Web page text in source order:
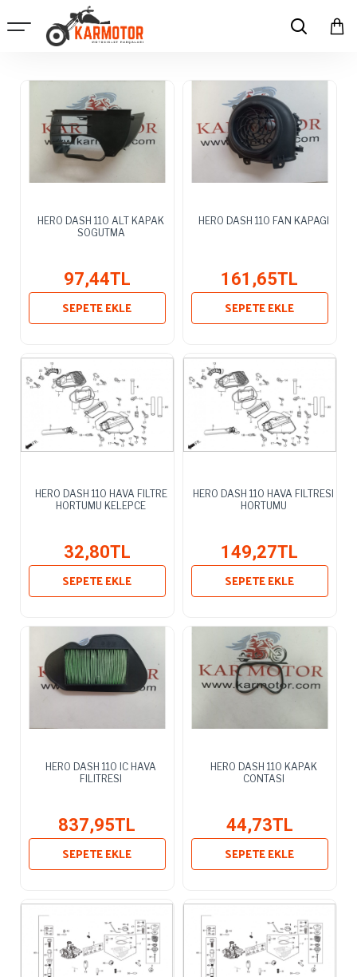
HERO DASH 110 ALT KAPAK
SOGUTMA
97,44TL
SEPETE EKLE
HERO DASH 110 FAN KAPAGI
161,65TL
SEPETE EKLE
HERO DASH 110 HAVA FILTRE
HORTUMU KELEPCE
32,80TL
SEPETE EKLE
HERO DASH 110 HAVA FILTRESI
HORTUMU
149,27TL
SEPETE EKLE
HERO DASH 110 IC HAVA
FILITRESI
837,95TL
SEPETE EKLE
HERO DASH 110 KAPAK
CONTASI
44,73TL
SEPETE EKLE